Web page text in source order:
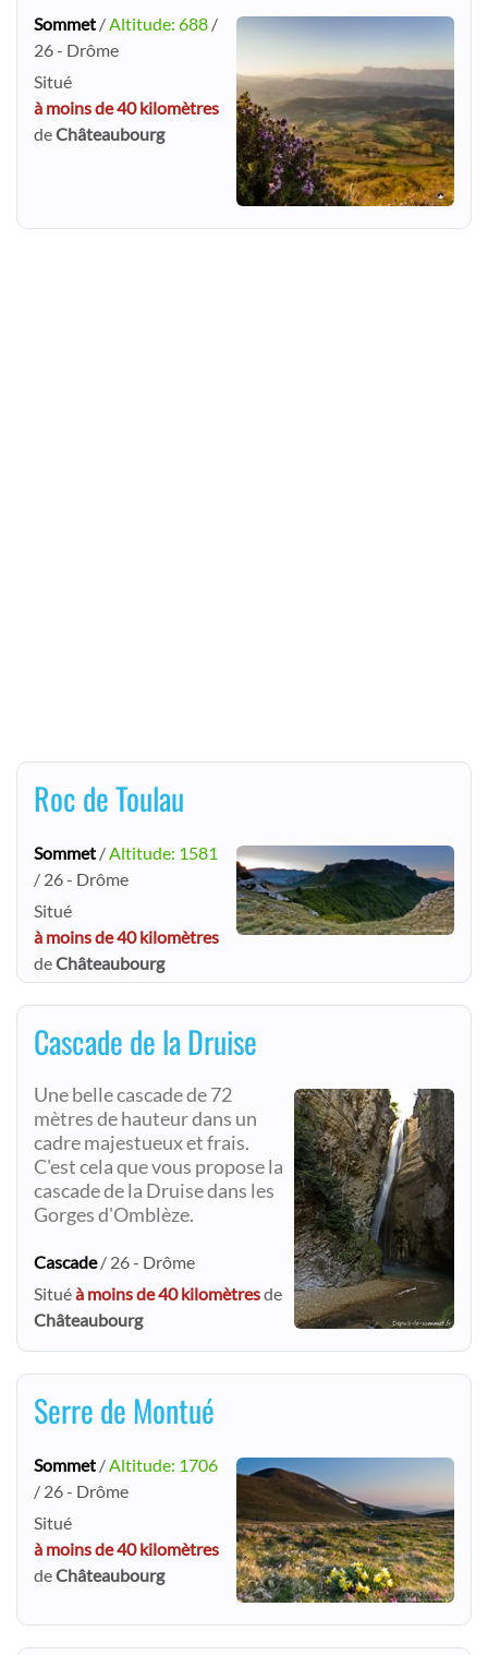
Sommet / Altitude: 688 /
26 - Drôme
Situé
à moins de 40 kilomètres
deChâteaubourg
Roc de Toulau
Sommet /Altitude: 1581
/ 26 - Drôme
Situé
à moins de 40 kilomètres
deChâteaubourg
Cascade de la Druise
Une belle cascade de 72
mètres de hauteur dans un
cadre majestueux et frais.
C'est cela que vous propose la
cascade de la Druise dans les
Gorges d'Omblèze.
Cascade/ 26 - Drôme
Situéà moins de 40 kilomètresde
Châteaubourg
Serre de Montué
Sommet /Altitude: 1706
/ 26 - Drôme
Situé
à moins de 40 kilomètres
deChâteaubourg